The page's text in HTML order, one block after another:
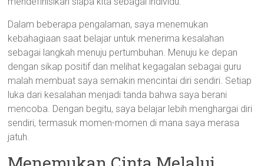
Dalam beberapa pengalaman, saya menemukan
kebahagiaan saat belajar untuk menerima kesalahan
sebagai langkah menuju pertumbuhan. Menuju ke depan
dengan sikap positif dan melihat kegagalan sebagai guru
malah membuat saya semakin mencintai diri sendiri. Setiap
luka dari kesalahan menjadi tanda bahwa saya berani
mencoba. Dengan begitu, saya belajar lebih menghargai diri
sendiri, termasuk momen-momen di mana saya merasa
jatuh.